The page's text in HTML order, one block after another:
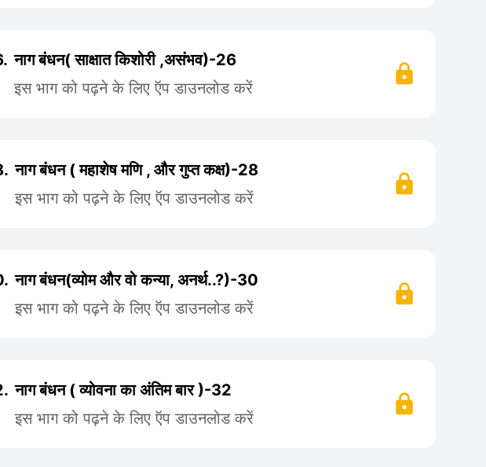
नाग बंधन( साक्षात किशोरी ,असंभव)-26
इस भाग को पढ़ने के लिए ऍप डाउनलोड करें
नाग बंधन ( महाशेष मणि , और गुप्त कक्ष)-28
इस भाग को पढ़ने के लिए ऍप डाउनलोड करें
नाग बंधन(व्योम और वो कन्या, अनर्थ..?)-30
इस भाग को पढ़ने के लिए ऍप डाउनलोड करें
नाग बंधन ( व्योवना का अंतिम बार )-32
इस भाग को पढ़ने के लिए ऍप डाउनलोड करें